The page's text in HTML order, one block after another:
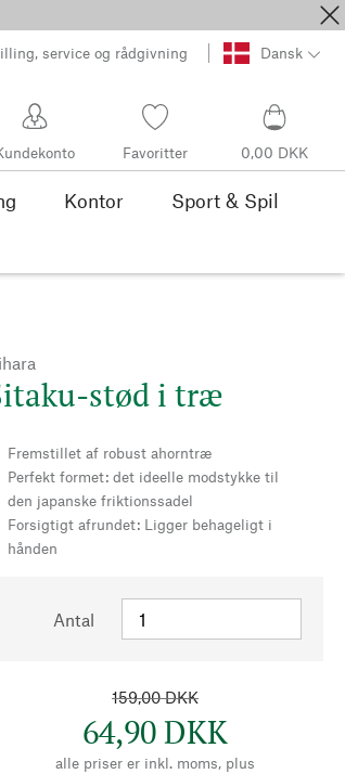
service og rådgivning Dansk
Favoritter 0,00 DKK
Kontor
Sport & Spil
stød i træ
Fremstillet af robust ahorntræ
Perfekt formet: det ideelle modstykke til
den japanske friktionssadel
Forsigtigt afrundet: Ligger behageligt i
hånden
Antal
159,00 DKK
64,90 DKK
alle priser er inkl. moms, plus